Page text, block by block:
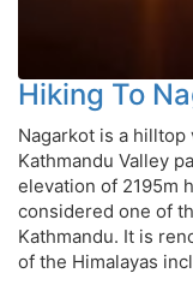
Hiking To
Nagarkot is a
Kathmandu Valley
elevation of 2195m
considered one of
Kathmandu. It is
of the Himalayas